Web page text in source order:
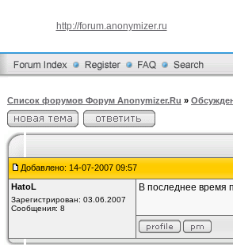
http://forum.anonymizer.ru
Список форумов Форум Anonymizer.Ru »
Добавлено: 14-07-2007 09:57
HatoL
Зарегистрирован: 03.06.2007
Сообщения: 8
В последнее время